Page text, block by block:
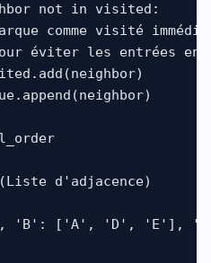
not in visited:
comme visité
éviter les entrées en
d'adjacence)
'B': ['A', 'D', 'E'],